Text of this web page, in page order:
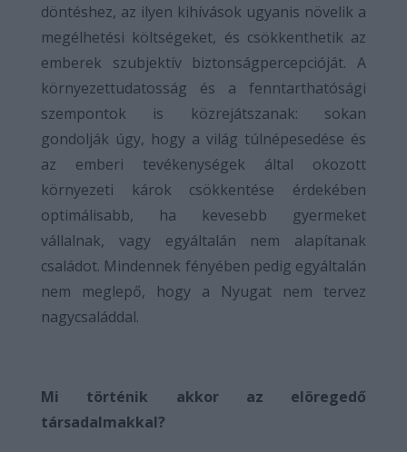
döntéshez, az ilyen kihívások ugyanis növelik a
megélhetési költségeket, és csökkenthetik az
emberek szubjektív biztonságpercepcióját. A
környezettudatosság és a fenntarthatósági
szempontok is közrejátszanak: sokan
gondolják úgy, hogy a világ túlnépesedése és
az emberi tevékenységek által okozott
környezeti károk csökkentése érdekében
optimálisabb, ha kevesebb gyermeket
vállalnak, vagy egyáltalán nem alapítanak
családot. Mindennek fényében pedig egyáltalán
nem meglepő, hogy a Nyugat nem tervez
nagycsaláddal.
Mi történik akkor az elöregedő
társadalmakkal?